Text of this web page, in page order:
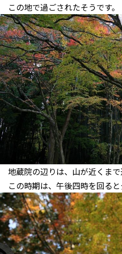
この地で過ごされたそうです。
地蔵院の辺りは、山が近くまで
この時期は、午後四時を回ると